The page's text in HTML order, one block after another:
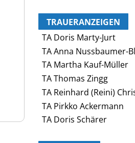
TRAUERANZEIGEN
TA Doris Marty-Jurt
TA Anna Nussbaumer-
TA Martha Kauf-Müller
TA Thomas Zingg
TA Reinhard (Reini)
TA Pirkko Ackermann
TA Doris Schärer